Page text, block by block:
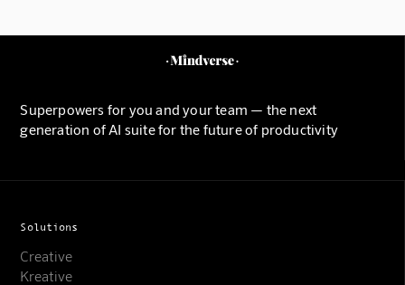
Superpowers for you and your team — the next
generation of AI suite for the future of productivity
Solutions
Creative
Kreative